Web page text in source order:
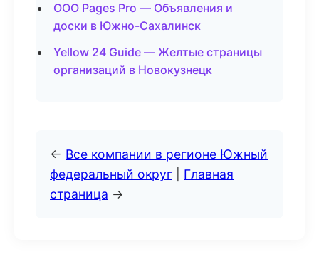
ООО Pages Pro — Объявления и
доски в Южно-Сахалинск
Yellow 24 Guide — Желтые страницы
организаций в Новокузнецк
← Все компании в регионе Южный
федеральный округ
Главная
страница →